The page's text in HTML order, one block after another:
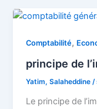
Comptabilité,
principe de
Yatim, Salaheddine/
Le principe de